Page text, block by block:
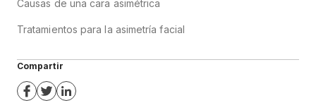
Causas de una cara asimétrica
Tratamientos para la asimetría facial
Compartir